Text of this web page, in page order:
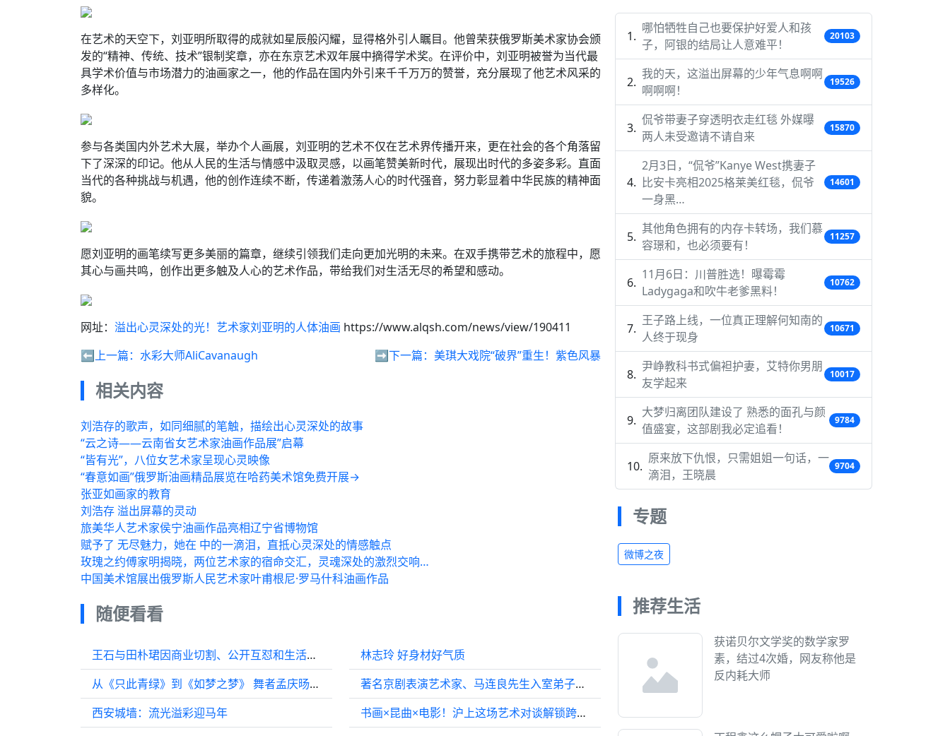
在艺术的天空下，刘亚明所取得的成就如星辰般闪耀，显得格外引人瞩目。他曾荣获俄罗斯美术家协会颁
发的“精神、传统、技术”银制奖章，亦在东京艺术双年展中摘得学术奖。在评价中，刘亚明被誉为当代最
具学术价值与市场潜力的油画家之一，他的作品在国内外引来千千万万的赞誉，充分展现了他艺术风采的
多样化。
参与各类国内外艺术大展，举办个人画展，刘亚明的艺术不仅在艺术界传播开来，更在社会的各个角落留
下了深深的印记。他从人民的生活与情感中汲取灵感，以画笔赞美新时代，展现出时代的多姿多彩。直面
当代的各种挑战与机遇，他的创作连续不断，传递着激荡人心的时代强音，努力彰显着中华民族的精神面
貌。
愿刘亚明的画笔续写更多美丽的篇章，继续引领我们走向更加光明的未来。在双手携带艺术的旅程中，愿
其心与画共鸣，创作出更多触及人心的艺术作品，带给我们对生活无尽的希望和感动。
网址： 溢出心灵深处的光！艺术家刘亚明的人体油画 https://www.alqsh.com/news/view/190411
⬅️上一篇： 水彩大师AliCavanaugh ➡️下一篇： 美琪大戏院“破界”重生！紫色风暴
相关内容
刘浩存的歌声，如同细腻的笔触，描绘出心灵深处的故事
“云之诗——云南省女艺术家油画作品展”启幕
“皆有光”，八位女艺术家呈现心灵映像
“春意如画”俄罗斯油画精品展览在哈药美术馆免费开展→
张亚如画家的教育
刘浩存 溢出屏幕的灵动
旅美华人艺术家侯宁油画作品亮相辽宁省博物馆
赋予了 无尽魅力，她在 中的一滴泪，直抵心灵深处的情感触点
玫瑰之约傅家明揭晓，两位艺术家的宿命交汇，灵魂深处的激烈交响…
中国美术馆展出俄罗斯人民艺术家叶甫根尼·罗马什科油画作品
随便看看
王石与田朴珺因商业切割、公开互怼和生活方式冲突陷入婚变风波
从《只此青绿》到《如梦之梦》 舞者孟庆旸首登话剧舞台
西安城墙：流光溢彩迎马年
林志玲 好身材好气质
著名京剧表演艺术家、马连良先生入室弟子张克让逝世
书画×昆曲×电影！沪上这场艺术对谈解锁跨界交融之美
哪怕牺牲自己也要保护好爱人和孩
子，阿银的结局让人意难平！
20103
我的天，这溢出屏幕的少年气息啊啊
啊啊啊！
19526
侃爷带妻子穿透明衣走红毯 外媒曝
两人未受邀请不请自来
15870
2月3日，“侃爷”Kanye West携妻子
比安卡亮相2025格莱美红毯，侃爷
一身黑…
14601
其他角色拥有的内存卡转场，我们慕
容璟和，也必须要有！
11257
11月6日：川普胜选！曝霉霉
Ladygaga和吹牛老爹黑料！
10762
王子路上线，一位真正理解何知南的
人终于现身
10671
尹峥教科书式偏袒护妻，艾特你男朋
友学起来
10017
大梦归离团队建设了 熟悉的面孔与颜
值盛宴，这部剧我必定追看！
9784
原来放下仇恨，只需姐姐一句话，一
滴泪，王晓晨
9704
专题
微博之夜
推荐生活
获诺贝尔文学奖的数学家罗
素，结过4次婚，网友称他是
反内耗大师